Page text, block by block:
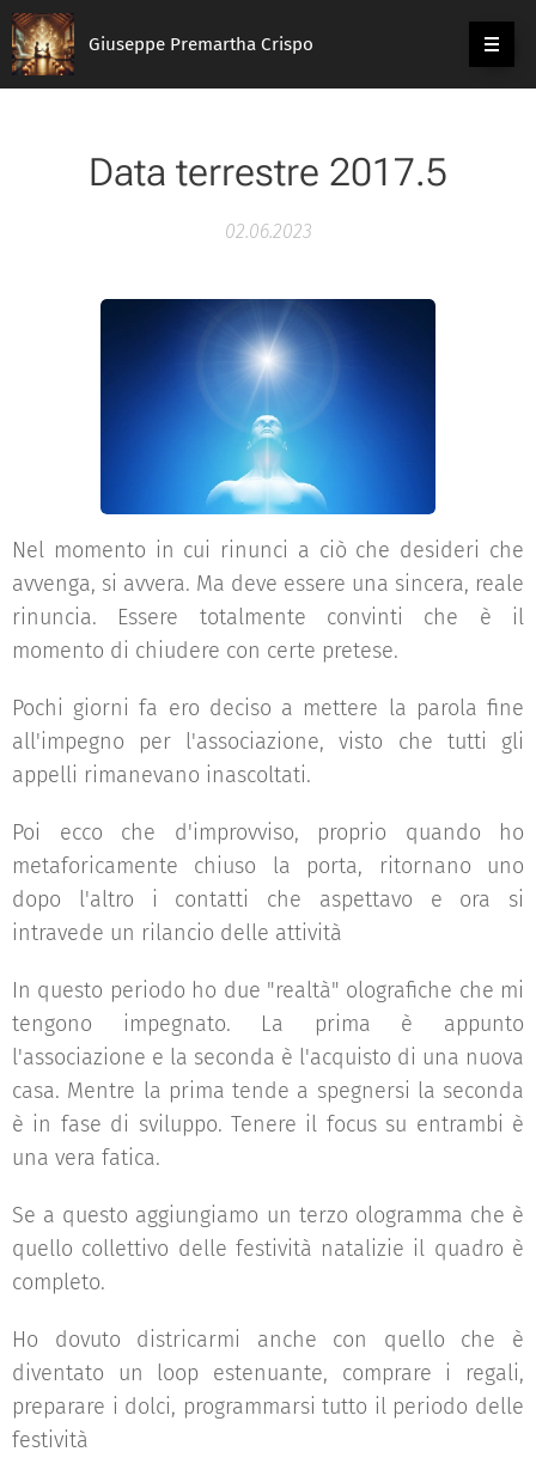
Giuseppe Premartha Crispo
Data terrestre 2017.5
02.06.2023
Nel momento in cui rinunci a ciò che desideri che
avvenga, si avvera. Ma deve essere una sincera, reale
rinuncia. Essere totalmente convinti che è il
momento di chiudere con certe pretese.
Pochi giorni fa ero deciso a mettere la parola fine
all'impegno per l'associazione, visto che tutti gli
appelli rimanevano inascoltati.
Poi ecco che d'improvviso, proprio quando ho
metaforicamente chiuso la porta, ritornano uno
dopo l'altro i contatti che aspettavo e ora si
intravede un rilancio delle attività
In questo periodo ho due "realtà" olografiche che mi
tengono impegnato. La prima è appunto
l'associazione e la seconda è l'acquisto di una nuova
casa. Mentre la prima tende a spegnersi la seconda
è in fase di sviluppo. Tenere il focus su entrambi è
una vera fatica.
Se a questo aggiungiamo un terzo ologramma che è
quello collettivo delle festività natalizie il quadro è
completo.
Ho dovuto districarmi anche con quello che è
diventato un loop estenuante, comprare i regali,
preparare i dolci, programmarsi tutto il periodo delle
festività